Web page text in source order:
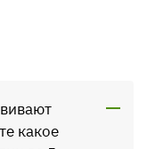
какое